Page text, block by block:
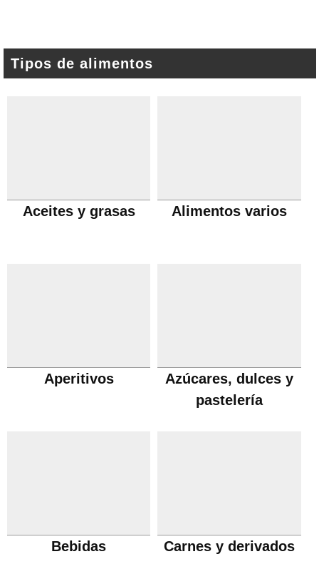
Tipos de alimentos
Aceites y grasas Alimentos varios
Aperitivos
Azúcares, dulces y
pastelería
Bebidas Carnes y derivados